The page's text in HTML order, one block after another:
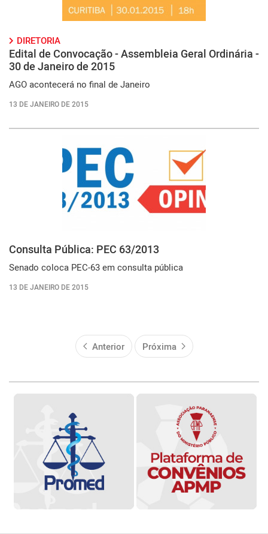
DIRETORIA
Edital de Convocação - Assembleia Geral Ordinária -
30 de Janeiro de 2015
AGO acontecerá no final de Janeiro
13 DE JANEIRO DE 2015
Consulta Pública: PEC 63/2013
Senado coloca PEC-63 em consulta pública
13 DE JANEIRO DE 2015
Anterior Próxima